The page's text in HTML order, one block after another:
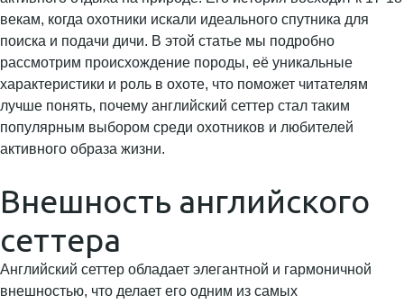
векам, когда охотники искали идеального спутника для
поиска и подачи дичи. В этой статье мы подробно
рассмотрим происхождение породы, её уникальные
характеристики и роль в охоте, что поможет читателям
лучше понять, почему английский сеттер стал таким
популярным выбором среди охотников и любителей
активного образа жизни.
Внешность английского
сеттера
Английский сеттер обладает элегантной и гармоничной
внешностью, что делает его одним из самых